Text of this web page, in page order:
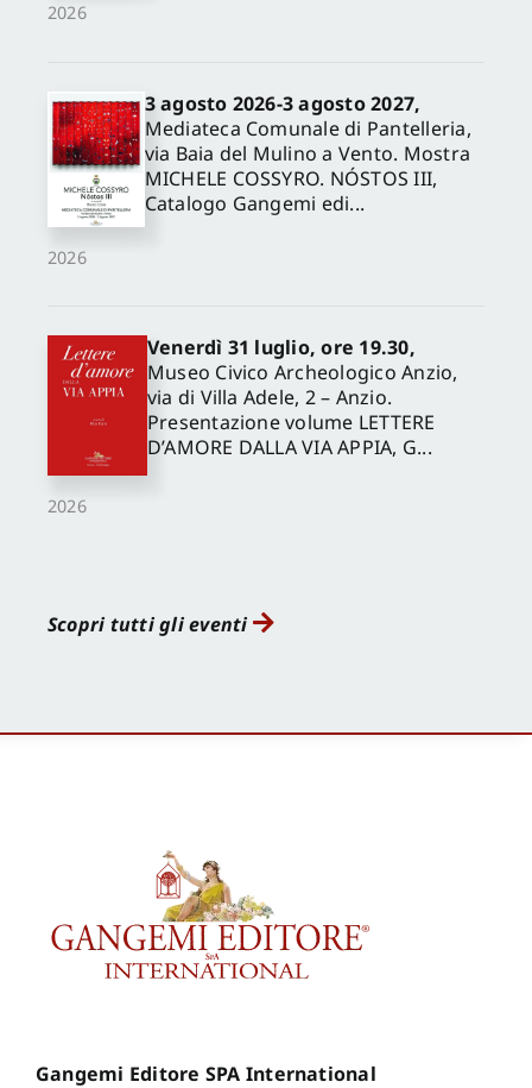
2026
2026
3 agosto 2026-3 agosto 2027,
Mediateca Comunale di Pantelleria,
via Baia del Mulino a Vento. Mostra
MICHELE COSSYRO. NÓSTOS III,
Catalogo Gangemi edi...
2026
Venerdì 31 luglio, ore 19.30,
Museo Civico Archeologico Anzio,
via di Villa Adele, 2 – Anzio.
Presentazione volume LETTERE
D’AMORE DALLA VIA APPIA, G...
Scopri tutti gli eventi
Gangemi Editore SPA International